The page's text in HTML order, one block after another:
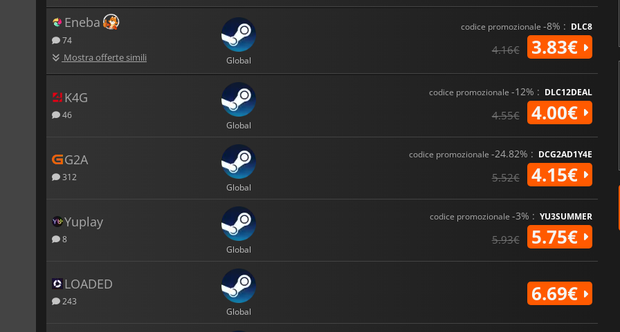
Eneba
74
Mostra offerte simili Global
codice promozionale -8% : DLC8
4.16€ 3.83€
K4G
46
Global
codice promozionale -12% : DLC12DEAL
4.55€ 4.00€
G2A
312
Global
codice promozionale -24.82% : DCG2AD1Y4E
5.52€ 4.15€
Yuplay
8
Global
codice promozionale -3% : YU3SUMMER
5.93€ 5.75€
LOADED
243
Global
6.69€